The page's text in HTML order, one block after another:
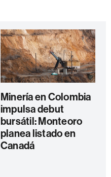
Minería en Colombia
impulsa debut
bursátil: Monteoro
planea listado en
Canadá